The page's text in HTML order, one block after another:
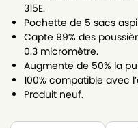
315E.
Pochette de 5 sacs
Capte 99% des
0.3 micromètre.
Augmente de 50% la
100% compatible avec
Produit neuf.